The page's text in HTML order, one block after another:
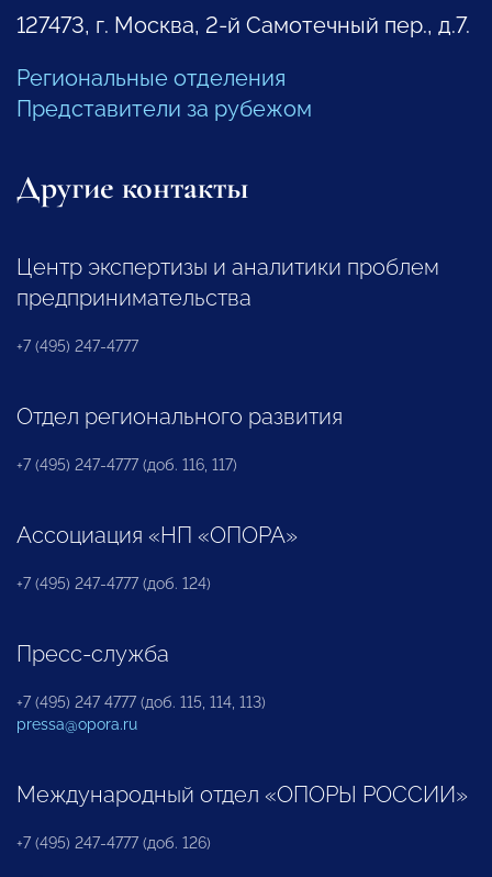
127473, г. Москва, 2-й Самотечный пер., д.7.
Региональные отделения
Представители за рубежом
Другие контакты
Центр экспертизы и аналитики проблем
предпринимательства
+7 (495) 247-4777
Отдел регионального развития
+7 (495) 247-4777 (доб. 116, 117)
Ассоциация «НП «ОПОРА»
+7 (495) 247-4777 (доб. 124)
Пресс-служба
+7 (495) 247 4777 (доб. 115, 114, 113)
pressa@opora.ru
Международный отдел «ОПОРЫ РОССИИ»
+7 (495) 247-4777 (доб. 126)